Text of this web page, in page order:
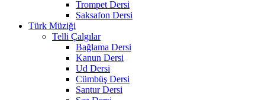
Trompet Dersi
Saksafon Dersi
Türk Müziği
Telli Çalgılar
Bağlama Dersi
Kanun Dersi
Ud Dersi
Cümbüş Dersi
Santur Dersi